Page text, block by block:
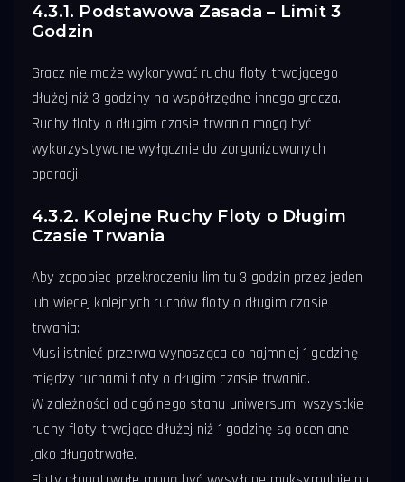
4.3.1. Podstawowa Zasada – Limit 3
Godzin
Gracz nie może wykonywać ruchu floty trwającego
dłużej niż 3 godziny na współrzędne innego gracza.
Ruchy floty o długim czasie trwania mogą być
wykorzystywane wyłącznie do zorganizowanych
operacji.
4.3.2. Kolejne Ruchy Floty o Długim
Czasie Trwania
Aby zapobiec przekroczeniu limitu 3 godzin przez jeden
lub więcej kolejnych ruchów floty o długim czasie
trwania:
Musi istnieć przerwa wynosząca co najmniej 1 godzinę
między ruchami floty o długim czasie trwania.
W zależności od ogólnego stanu uniwersum, wszystkie
ruchy floty trwające dłużej niż 1 godzinę są oceniane
jako długotrwałe.